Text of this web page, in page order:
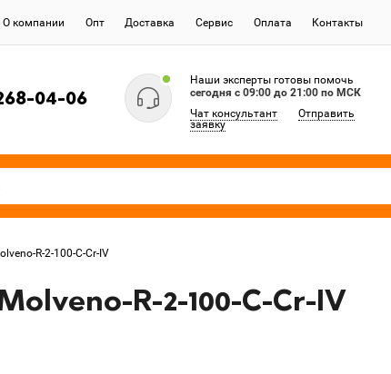
О компании Опт Доставка Сервис Оплата Контакты
04-06
Наши эксперты готовы помочь
сегодня c 09:00 до 21:00 по МСК
Чат консультант
Отправить
заявку
R-2-100-C-Cr-IV
R-2-100-C-Cr-IV